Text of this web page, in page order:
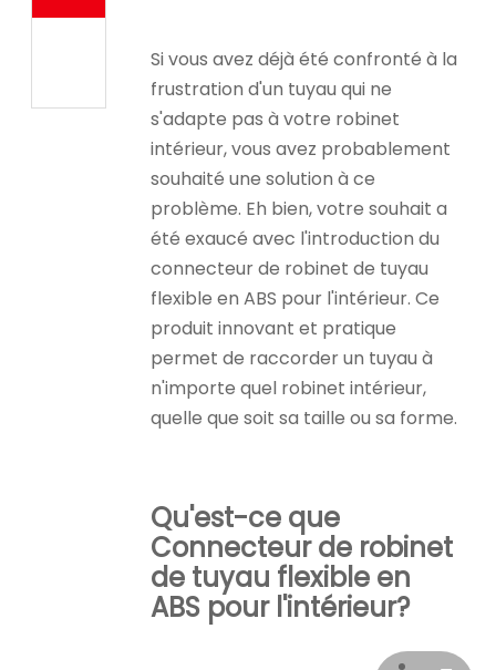
Si vous avez déjà été confronté à la
frustration d'un tuyau qui ne
s'adapte pas à votre robinet
intérieur, vous avez probablement
souhaité une solution à ce
problème. Eh bien, votre souhait a
été exaucé avec l'introduction du
connecteur de robinet de tuyau
flexible en ABS pour l'intérieur. Ce
produit innovant et pratique
permet de raccorder un tuyau à
n'importe quel robinet intérieur,
quelle que soit sa taille ou sa forme.
Qu'est-ce que
Connecteur de robinet
de tuyau flexible en
ABS pour l'intérieur?